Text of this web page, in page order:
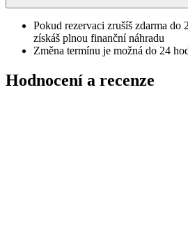
Pokud rezervaci zrušíš zdarma do
získáš plnou finanční náhradu
Změna termínu je možná do 24
Hodnocení a recenze